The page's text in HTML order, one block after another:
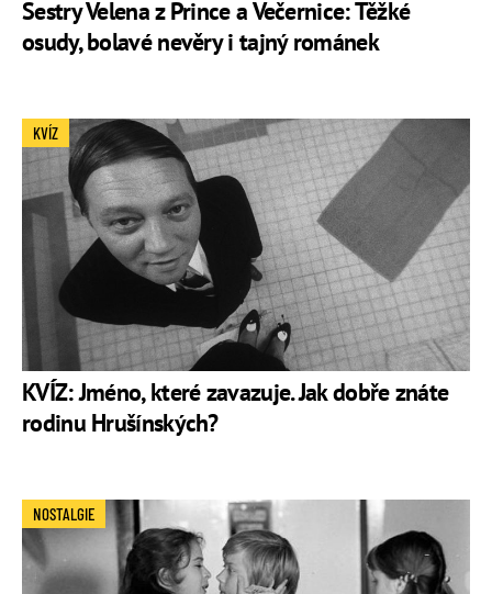
Sestry Velena z Prince a Večernice: Těžké
osudy, bolavé nevěry i tajný románek
KVÍZ: Jméno, které zavazuje. Jak dobře znáte
rodinu Hrušínských?
KVÍZ
NOSTALGIE